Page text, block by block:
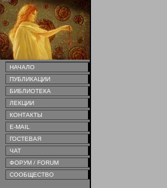
НАЧАЛО
ПУБЛИКАЦИИ
БИБЛИОТЕКА
ЛЕКЦИИ
КОНТАКТЫ
E-MAIL
ГОСТЕВАЯ
ЧАТ
ФОРУМ / FORUM
СООБЩЕСТВО